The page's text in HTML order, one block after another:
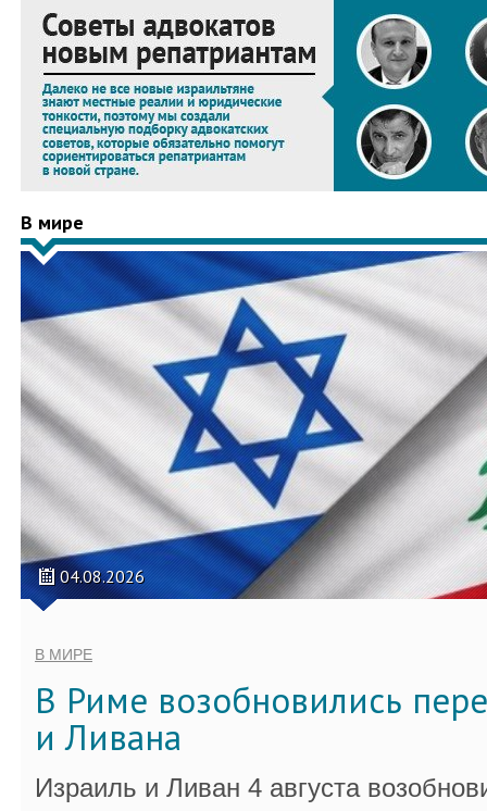
В мире
04.08.2026
В МИРЕ
В Риме возобновились
и Ливана
Израиль и Ливан 4 августа